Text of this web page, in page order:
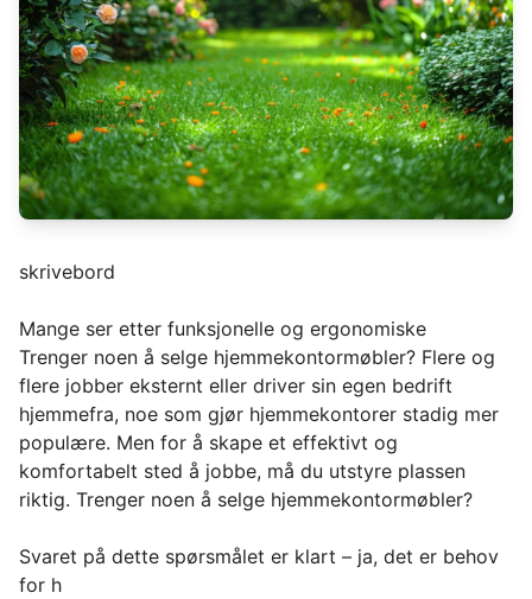
skrivebord
Mange ser etter funksjonelle og ergonomiske
Trenger noen å selge hjemmekontormøbler? Flere og
flere jobber eksternt eller driver sin egen bedrift
hjemmefra, noe som gjør hjemmekontorer stadig mer
populære. Men for å skape et effektivt og
komfortabelt sted å jobbe, må du utstyre plassen
riktig. Trenger noen å selge hjemmekontormøbler?
Svaret på dette spørsmålet er klart – ja, det er behov
for h